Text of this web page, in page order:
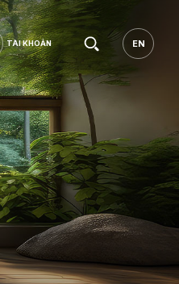
TÀI KHOẢN
TÀI KHOẢN
EN